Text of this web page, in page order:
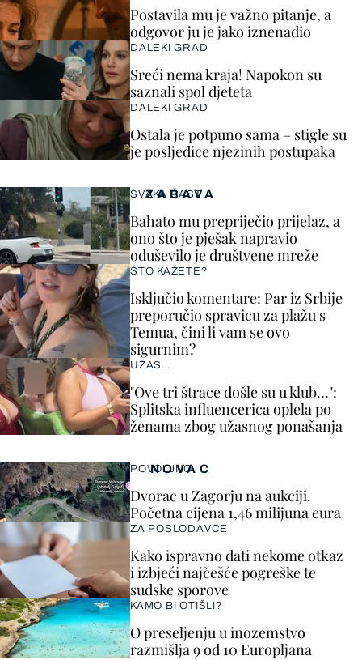
ZABAVA
SVAKA ČAST
Bahato mu prepriječio prijelaz, a
ono što je pješak napravio
oduševilo je društvene mreže
ŠTO KAŽETE?
Isključio komentare: Par iz Srbije
preporučio spravicu za plažu s
Temua, čini li vam se ovo
sigurnim?
UŽAS…
"Ove tri štrace došle su u klub…":
Splitska influencerica oplela po
ženama zbog užasnog ponašanja
Postavila mu je važno pitanje, a
odgovor ju je jako iznenadio
DALEKI GRAD
Sreći nema kraja! Napokon su
saznali spol djeteta
DALEKI GRAD
Ostala je potpuno sama – stigle su
je posljedice njezinih postupaka
NOVAC
POVOLJNO
Dvorac u Zagorju na aukciji.
Početna cijena 1,46 milijuna eura
ZA POSLODAVCE
Kako ispravno dati nekome otkaz
i izbjeći najčešće pogreške te
sudske sporove
KAMO BI OTIŠLI?
O preseljenju u inozemstvo
razmišlja 9 od 10 Europljana